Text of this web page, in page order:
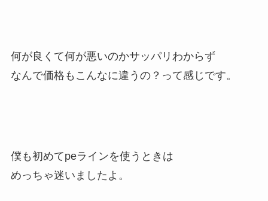
何が良くて何が悪いのかサッパリわからず
なんで価格もこんなに違うの？って感じです。
僕も初めてpeラインを使うときは
めっちゃ迷いましたよ。